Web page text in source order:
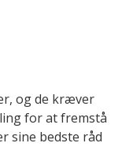
og de kræver
for at fremstå
sine bedste råd